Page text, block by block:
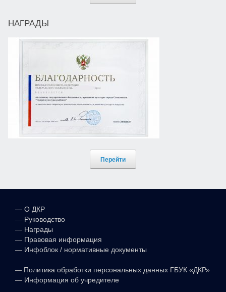
НАГРАДЫ
Перейти
— О ДКР
— Руководство
— Награды
— Правовая информация
— Инфоблок / нормативные документы
— Политика обработки персональных данных ГБУК «ДКР»
— Информация об учредителе